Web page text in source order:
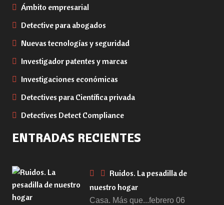
Ámbito empresarial
Detective para abogados
Nuevas tecnologías y seguridad
Investigador patentes y marcas
Investigaciones económicas
Detectives para Científica privada
Detectives Detect Compliance
ENTRADAS RECIENTES
Ruidos. La pesadilla de
nuestro hogar
Casa. Más que...febrero 06